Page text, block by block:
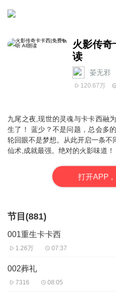
火影传奇
读
晏无邪
120.67万
九尾之夜,现世的灵魂与卡卡西融
生了！ 蓝少？不是问题，总会多
轮回眼不是梦想。
从此开启一条不
仙术,成就最强。绝对的火影味道！
打开APP
节目(881)
001重生卡卡西
1.26万 07:37
002葬礼
7316 08:05